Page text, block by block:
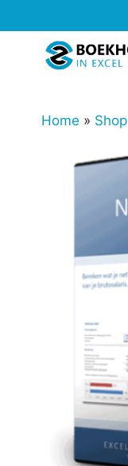
naar
Home » Shop